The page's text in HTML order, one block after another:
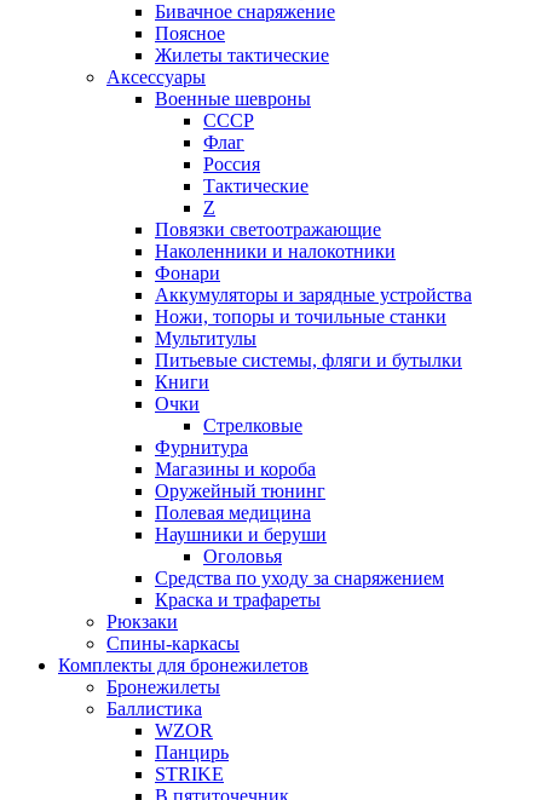
Бивачное снаряжение
Поясное
Жилеты тактические
Аксессуары
Военные шевроны
СССР
Флаг
Россия
Тактические
Z
Повязки светоотражающие
Наколенники и налокотники
Фонари
Аккумуляторы и зарядные устройства
Ножи, топоры и точильные станки
Мультитулы
Питьевые системы, фляги и бутылки
Книги
Очки
Стрелковые
Фурнитура
Магазины и короба
Оружейный тюнинг
Полевая медицина
Наушники и беруши
Оголовья
Средства по уходу за снаряжением
Краска и трафареты
Рюкзаки
Спины-каркасы
Комплекты для бронежилетов
Бронежилеты
Баллистика
WZOR
Панцирь
STRIKE
В пятиточечник